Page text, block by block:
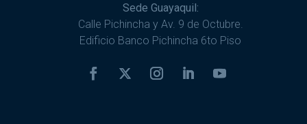
Sede Guayaquil:
Calle Pichincha y Av. 9 de Octubre.
Edificio Banco Pichincha 6to Piso